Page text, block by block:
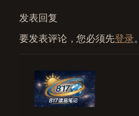
发表回复
要发表评论，您必须先登录。